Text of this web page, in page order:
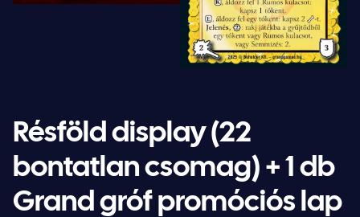
Résföld display (22
bontatlan csomag) + 1 db
Grand gróf promóciós lap